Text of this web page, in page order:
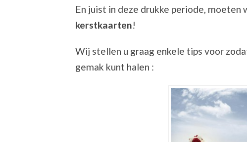
En juist in deze drukke periode, moeten
kerstkaarten!
Wij stellen u graag enkele tips voor
gemak kunt halen :